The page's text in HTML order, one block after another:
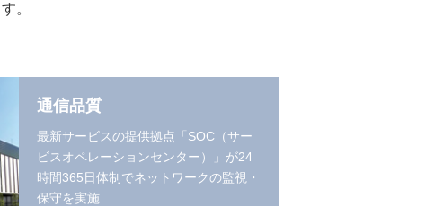
。
通信品質
最新サービスの提供拠点「SOC（サー
ビスオペレーションセンター）」が24
時間365日体制でネットワークの監視・
保守を実施